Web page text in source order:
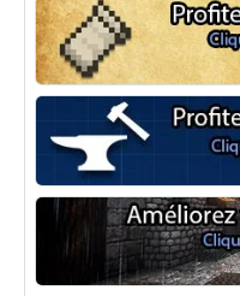
Minecraft Fabric
Minecraft Forge
Shaders Minecraft